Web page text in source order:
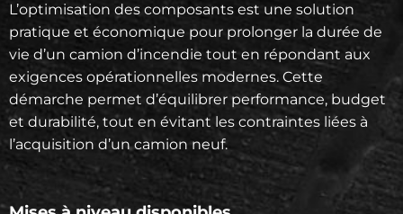
L’optimisation des composants est une solution
pratique et économique pour prolonger la durée de
vie d’un camion d’incendie tout en répondant aux
exigences opérationnelles modernes. Cette
démarche permet d’équilibrer performance, budget
et durabilité, tout en évitant les contraintes liées à
l’acquisition d’un camion neuf.